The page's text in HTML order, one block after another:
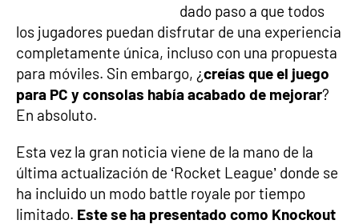
dado paso a que todos
los jugadores puedan disfrutar de una experiencia
completamente única, incluso con una propuesta
para móviles. Sin embargo, ¿creías que el juego
para PC y consolas había acabado de mejorar?
En absoluto.
Esta vez la gran noticia viene de la mano de la
última actualización de ‘Rocket League’ donde se
ha incluido un modo battle royale por tiempo
limitado. Este se ha presentado como Knockout